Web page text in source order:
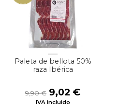
Paleta de bellota 50%
raza Ibérica
9,90€ El
precio
9,02 €El
IVA incluido